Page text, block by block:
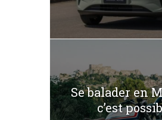
Se balader en
c’est